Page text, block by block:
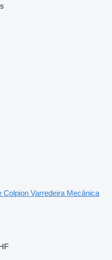
Colpion Varredeira Mecânica